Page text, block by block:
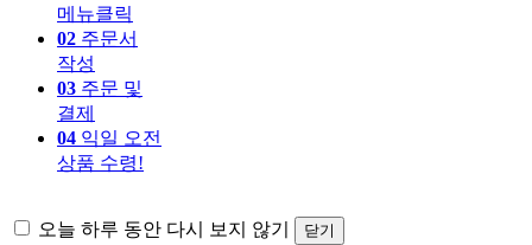
메뉴클릭
02 주문서
작성
03 주문 및
결제
04 익일 오전
상품 수령!
오늘 하루 동안 다시 보지 않기 닫기